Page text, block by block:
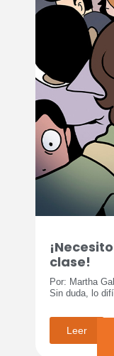
clase!
Por: Martha
Sin duda, lo
Leer